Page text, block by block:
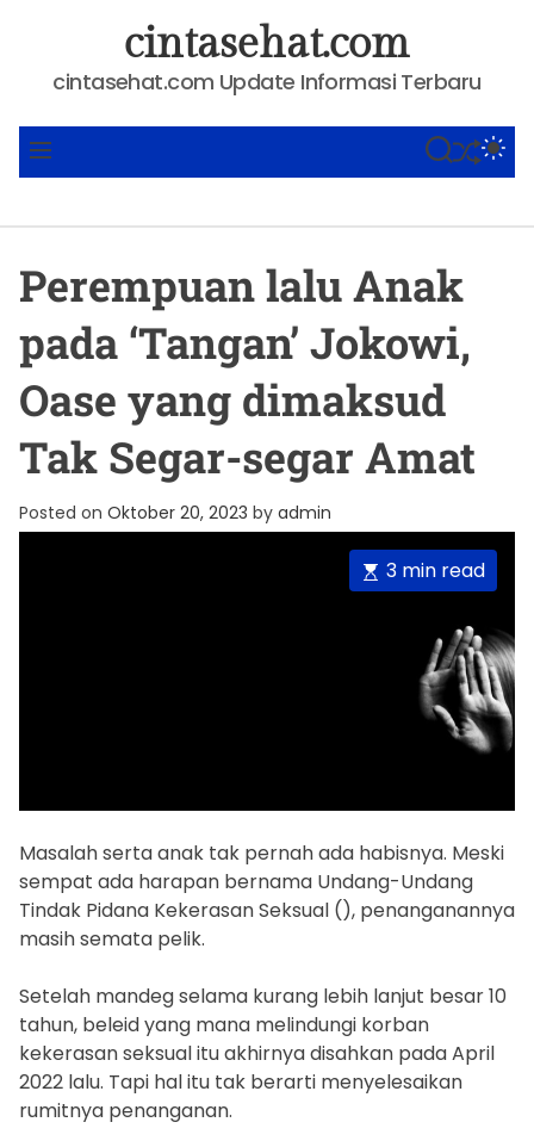
o
cintasehat.com
cintasehat.com Update Informasi Terbaru
S
W
C
SHUFFLE
S
E
C
M
Perempuan lalu Anak
pada ‘Tangan’ Jokowi,
Oase yang dimaksud
Tak Segar-segar Amat
Posted on Oktober 20, 2023 by admin
E
s
d
e
a
d
i
m
e
3 min read
Masalah serta anak tak pernah ada habisnya. Meski
sempat ada harapan bernama Undang-Undang
Tindak Pidana Kekerasan Seksual (), penanganannya
masih semata pelik.
Setelah mandeg selama kurang lebih lanjut besar 10
tahun, beleid yang mana melindungi korban
kekerasan seksual itu akhirnya disahkan pada April
2022 lalu. Tapi hal itu tak berarti menyelesaikan
rumitnya penanganan.